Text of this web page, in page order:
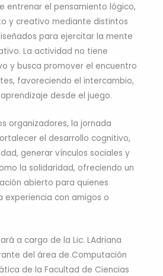
entrenar el pensamiento lógico,
y creativo mediante distintos
para ejercitar la mente
La actividad no tiene
y busca promover el encuentro
favoreciendo el intercambio,
desde el juego.
organizadores, la jornada
el desarrollo cognitivo,
generar vínculos sociales y
la solidaridad, ofreciendo un
abierto para quienes
experiencia con amigos o
a cargo de la Lic. LAdriana
del área de Computación
de la Facultad de Ciencias